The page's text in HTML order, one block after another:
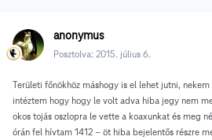
anonymus
Posztolva: 2015. július 6.
Területi főnökhöz máshogy is el lehet jutni,
intéztem hogy hogy le volt adva hiba jegy nem
okos tojás oszlopra le vette a koaxunkat és meg
órán fel hívtam 1412 – öt hiba bejelentős részre